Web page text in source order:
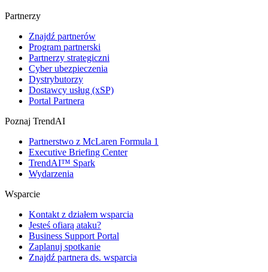
Partnerzy
Znajdź partnerów
Program partnerski
Partnerzy strategiczni
Cyber ubezpieczenia
Dystrybutorzy
Dostawcy usług (xSP)
Portal Partnera
Poznaj TrendAI
Partnerstwo z McLaren Formula 1
Executive Briefing Center
TrendAI™ Spark
Wydarzenia
Wsparcie
Kontakt z działem wsparcia
Jesteś ofiarą ataku?
Business Support Portal
Zaplanuj spotkanie
Znajdź partnera ds. wsparcia